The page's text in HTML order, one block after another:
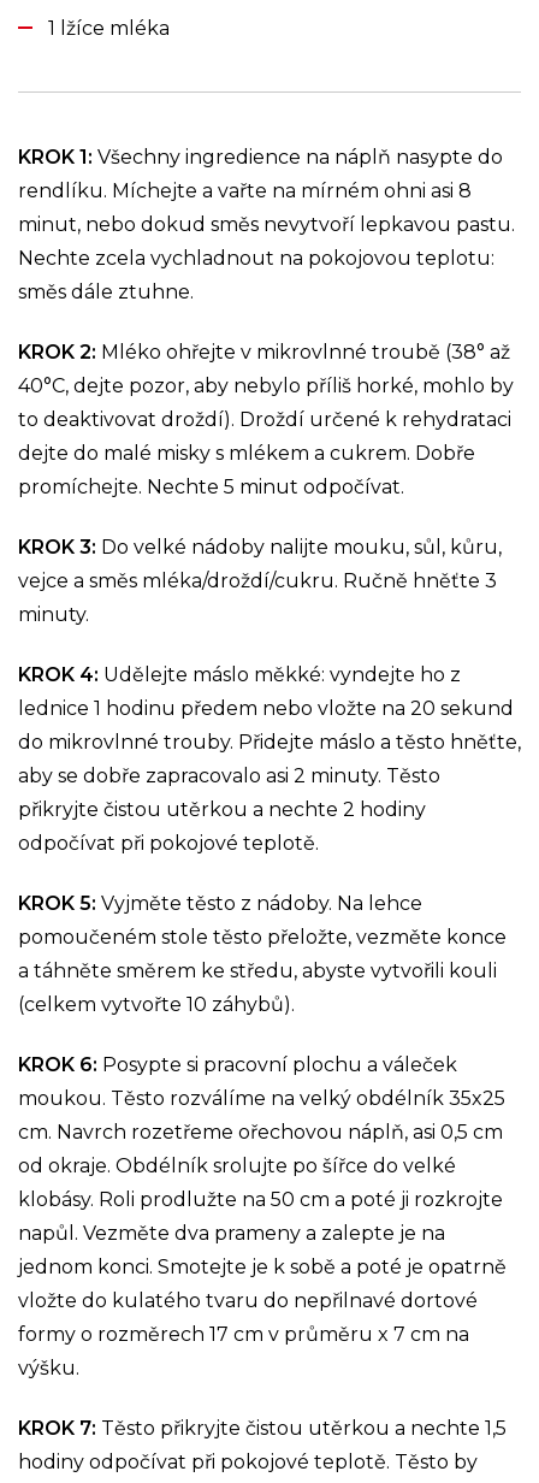
1 lžíce mléka
KROK 1: Všechny ingredience na náplň nasypte do
rendlíku. Míchejte a vařte na mírném ohni asi 8
minut, nebo dokud směs nevytvoří lepkavou pastu.
Nechte zcela vychladnout na pokojovou teplotu:
směs dále ztuhne.
KROK 2: Mléko ohřejte v mikrovlnné troubě (38° až
40°C, dejte pozor, aby nebylo příliš horké, mohlo by
to deaktivovat droždí). Droždí určené k rehydrataci
dejte do malé misky s mlékem a cukrem. Dobře
promíchejte. Nechte 5 minut odpočívat.
KROK 3: Do velké nádoby nalijte mouku, sůl, kůru,
vejce a směs mléka/droždí/cukru. Ručně hněťte 3
minuty.
KROK 4: Udělejte máslo měkké: vyndejte ho z
lednice 1 hodinu předem nebo vložte na 20 sekund
do mikrovlnné trouby. Přidejte máslo a těsto hněťte,
aby se dobře zapracovalo asi 2 minuty. Těsto
přikryjte čistou utěrkou a nechte 2 hodiny
odpočívat při pokojové teplotě.
KROK 5: Vyjměte těsto z nádoby. Na lehce
pomoučeném stole těsto přeložte, vezměte konce
a táhněte směrem ke středu, abyste vytvořili kouli
(celkem vytvořte 10 záhybů).
KROK 6: Posypte si pracovní plochu a váleček
moukou. Těsto rozválíme na velký obdélník 35x25
cm. Navrch rozetřeme ořechovou náplň, asi 0,5 cm
od okraje. Obdélník srolujte po šířce do velké
klobásy. Roli prodlužte na 50 cm a poté ji rozkrojte
napůl. Vezměte dva prameny a zalepte je na
jednom konci. Smotejte je k sobě a poté je opatrně
vložte do kulatého tvaru do nepřilnavé dortové
formy o rozměrech 17 cm v průměru x 7 cm na
výšku.
KROK 7: Těsto přikryjte čistou utěrkou a nechte 1,5
hodiny odpočívat při pokojové teplotě. Těsto by